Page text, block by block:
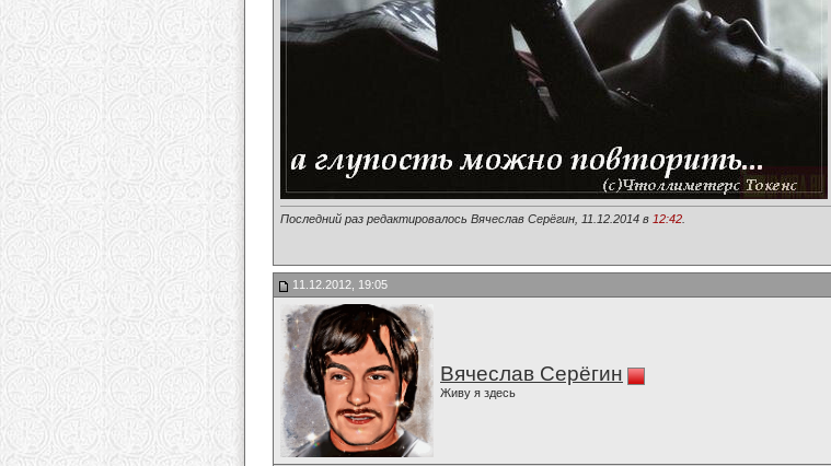
Последний раз редактировалось Вячеслав Серёгин, 11.12.2014 в 12:42
11.12.2012, 19:05
Вячеслав Серёгин
Живу я здесь